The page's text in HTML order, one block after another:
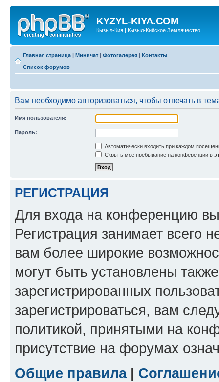
KYZYL-KIYA.COM
Кызыл-Кия | Кызыл-Кийское Землячество
Главная страница | Миничат | Фотогалерея | Контакты
Список форумов
Вам необходимо авторизоваться, чтобы отвечать в
Имя пользователя:
Пароль:
Автоматически входить при каждом
Скрыть моё пребывание на конференции в
РЕГИСТРАЦИЯ
Для входа на конференцию
Регистрация занимает всего
вам более широкие
могут быть установлены
зарегистрированных
зарегистрироваться, вам
политикой, принятыми на
присутствие на форумах
Общие правила|